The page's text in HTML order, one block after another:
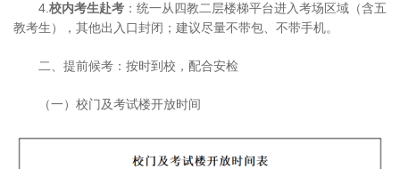
4.校内考生赴考 ：统一从四教二层楼梯平台进入考场区域（含五
教考生），其他出入口封闭；建议尽量不带包、不带手机。
二、提前候考：按时到校，配合安检
（一）校门及考试楼开放时间